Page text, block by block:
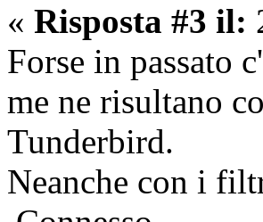
« Risposta #3 il:
Forse in passato
me ne risultano
Tunderbird.
Neanche con i